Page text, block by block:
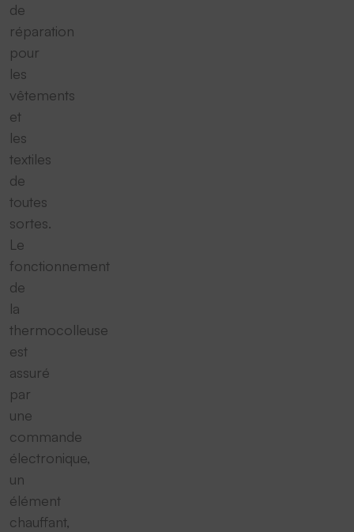
de
réparation
pour
les
vêtements
et
les
textiles
de
toutes
sortes.
Le
fonctionnement
de
la
thermocolleuse
est
assuré
par
une
commande
électronique,
un
élément
chauffant,